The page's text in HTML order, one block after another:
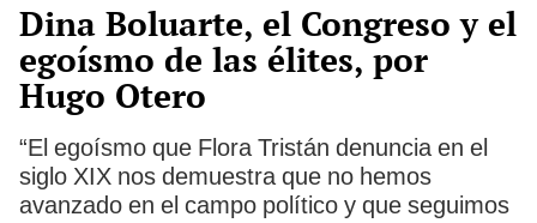
Dina Boluarte, el Congreso y el
egoísmo de las élites, por
Hugo Otero
“El egoísmo que Flora Tristán denuncia en el
siglo XIX nos demuestra que no hemos
avanzado en el campo político y que seguimos